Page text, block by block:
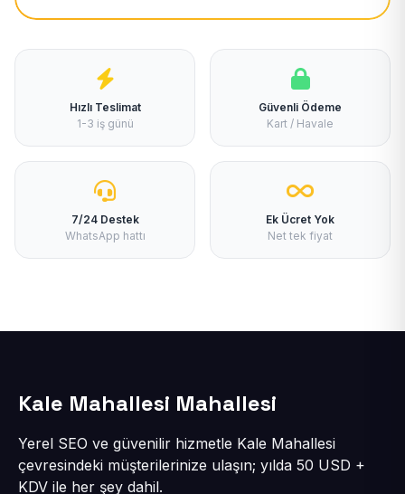
Hızlı Teslimat
1-3 iş günü
Güvenli Ödeme
Kart / Havale
7/24 Destek
WhatsApp hattı
Ek Ücret Yok
Net tek fiyat
Kale Mahallesi Mahallesi
Yerel SEO ve güvenilir hizmetle Kale Mahallesi
çevresindeki müşterilerinize ulaşın; yılda 50 USD +
KDV ile her şey dahil.